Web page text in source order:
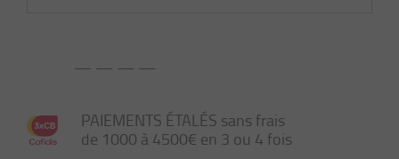
— — — —
PAIEMENTS ÉTALÉS sans frais
de 1000 à 4500€ en 3 ou 4 fois